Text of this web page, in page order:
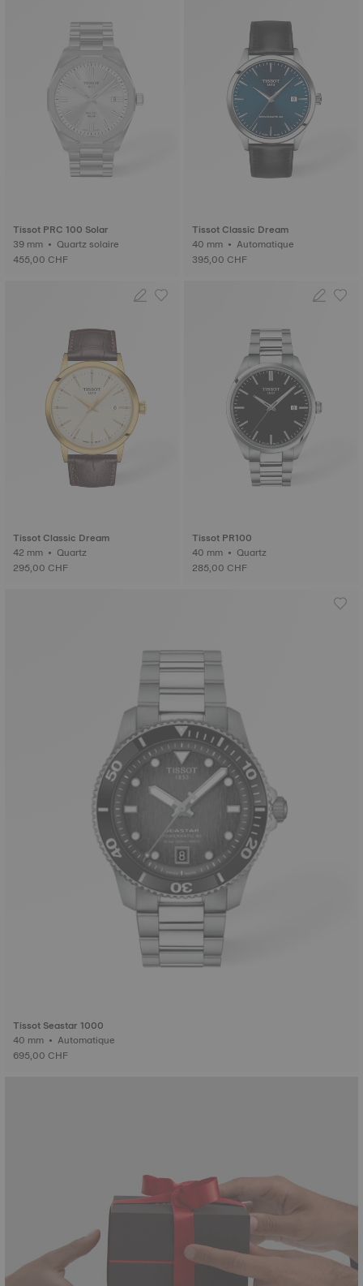
Tissot PRC 100 Solar
39 mm • Quartz solaire
455,00 CHF
Tissot Classic Dream
40 mm • Automatique
395,00 CHF
Tissot Classic Dream
42 mm • Quartz
295,00 CHF
Tissot PR100
40 mm • Quartz
285,00 CHF
Tissot Seastar 1000
40 mm • Automatique
695,00 CHF